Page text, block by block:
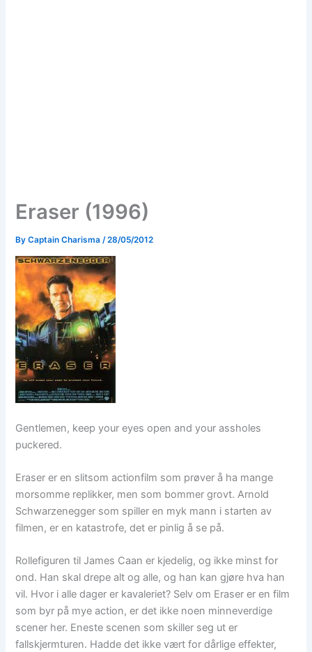
Eraser (1996)
ByCaptain Charisma /28/05/2012
Gentlemen, keep your eyes open and your assholes
puckered.
Eraser er en slitsom actionfilm som prøver å ha mange
morsomme replikker, men som bommer grovt. Arnold
Schwarzenegger som spiller en myk mann i starten av
filmen, er en katastrofe, det er pinlig å se på.
Rollefiguren til James Caan er kjedelig, og ikke minst for
ond. Han skal drepe alt og alle, og han kan gjøre hva han
vil. Hvor i alle dager er kavaleriet? Selv om Eraser er en film
som byr på mye action, er det ikke noen minneverdige
scener her. Eneste scenen som skiller seg ut er
fallskjermturen. Hadde det ikke vært for dårlige effekter,